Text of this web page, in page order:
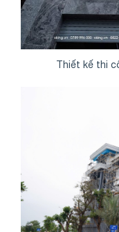
Thiết kế thi